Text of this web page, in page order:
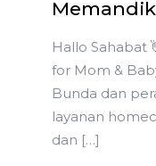
Hallo Sahabat
for Mom &
Bunda dan
layanan
dan […]